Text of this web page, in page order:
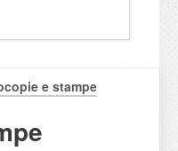
e stampe